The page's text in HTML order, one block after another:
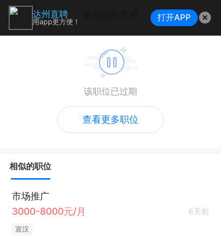
该职位已过期
查看更多职位
相似的职位
市场推广
3000-8000元/月
6天前
宣汉
达州直聘
用app更方便！ 打开APP